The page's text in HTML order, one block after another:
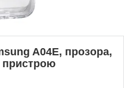
A04E, прозора,
пристрою